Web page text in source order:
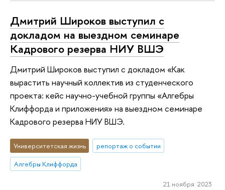
Дмитрий Широков выступил с
докладом на выездном семинаре
Кадрового резерва НИУ ВШЭ
Дмитрий Широков выступил с докладом «Как
вырастить научный коллектив из студенческого
проекта: кейс научно-учебной группы «Алгебры
Клиффорда и приложения» на выездном семинаре
Кадрового резерва НИУ ВШЭ.
Университетская жизнь
репортаж о событии
Алгебры Клиффорда
21 ноября 2023